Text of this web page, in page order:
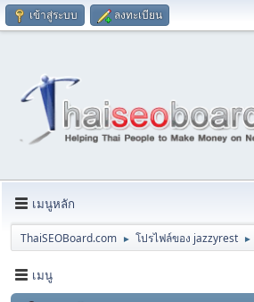
เข้าสู่ระบบ ลงทะเบียน
เมนูหลัก
ThaiSEOBoard.com ► โปรไฟล์ของ jazzyrest ►
เมนู